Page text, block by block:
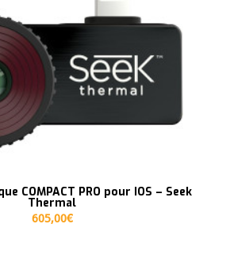
COMPACT PRO pour IOS – Seek
Thermal
605,00€